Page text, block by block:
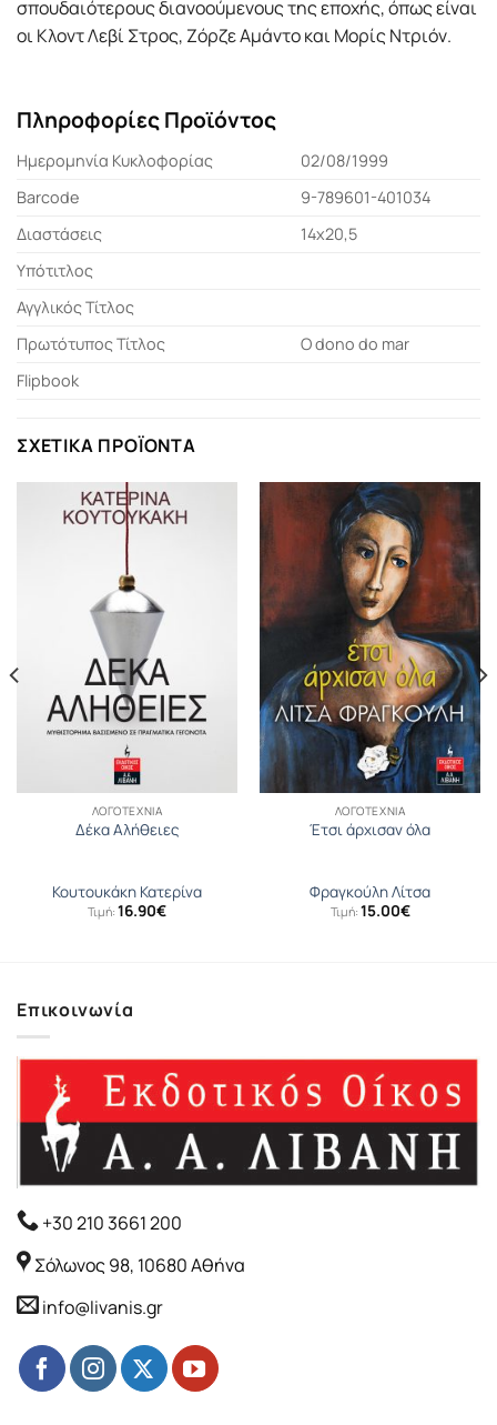
σπουδαιότερους διανοούμενους της εποχής, όπως είναι
οι Κλοντ Λεβί Στρος, Ζόρζε Αμάντο και Μορίς Ντριόν.
Πληροφορίες Προϊόντος
Ημερομηνία Κυκλοφορίας
02/08/1999
Barcode
9-789601-401034
Διαστάσεις
14x20,5
Υπότιτλος
Αγγλικός Τίτλος
Πρωτότυπος Τίτλος
O dono do mar
Flipbook
ΣΧΕΤΙΚΆ ΠΡΟΪΌΝΤΑ
ΛΟΓΟΤΕΧΝΊΑ
Δέκα Αλήθειες
Κουτουκάκη Κατερίνα
Τιμή: 16.90€
ΛΟΓΟΤΕΧΝΊΑ
Έτσι άρχισαν όλα
Φραγκούλη Λίτσα
Τιμή: 15.00€
Επικοινωνία
+30 210 3661 200
Σόλωνος 98, 10680 Αθήνα
info@livanis.gr